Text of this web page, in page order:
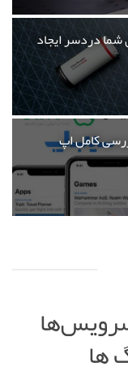
شما دردسر ایجاد
کامل اپ
ها